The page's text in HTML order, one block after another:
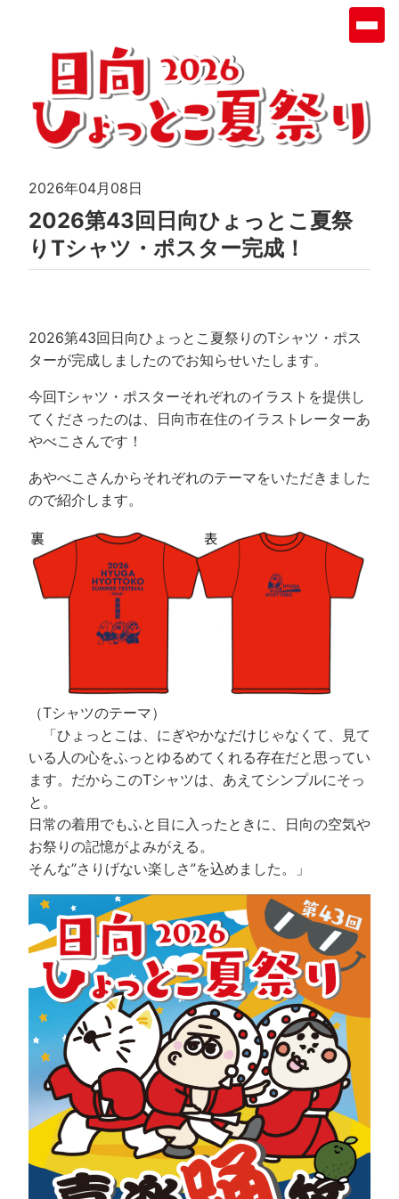
2026年04月08日
2026第43回日向ひょっとこ夏祭
りTシャツ・ポスター完成！
2026第43回日向ひょっとこ夏祭りのTシャツ・ポス
ターが完成しましたのでお知らせいたします。
今回Tシャツ・ポスターそれぞれのイラストを提供し
てくださったのは、日向市在住のイラストレーターあ
やべこさんです！
あやべこさんからそれぞれのテーマをいただきました
ので紹介します。
（Tシャツのテーマ）
「ひょっとこは、にぎやかなだけじゃなくて、見て
いる人の心をふっとゆるめてくれる存在だと思ってい
ます。だからこのTシャツは、あえてシンプルにそっ
と。
日常の着用でもふと目に入ったときに、日向の空気や
お祭りの記憶がよみがえる。
そんな”さりげない楽しさ”を込めました。」